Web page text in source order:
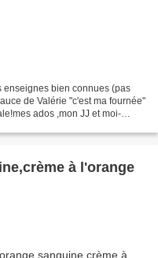
enseignes bien connues (pas
de Valérie "c'est ma fournée"
ados ,mon JJ et moi-
à l'orange